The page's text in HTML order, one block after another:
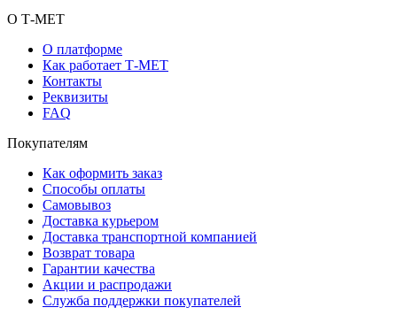
О Т-МЕТ
О платформе
Как работает Т-МЕТ
Контакты
Реквизиты
FAQ
Покупателям
Как оформить заказ
Способы оплаты
Самовывоз
Доставка курьером
Доставка транспортной компанией
Возврат товара
Гарантии качества
Акции и распродажи
Служба поддержки покупателей